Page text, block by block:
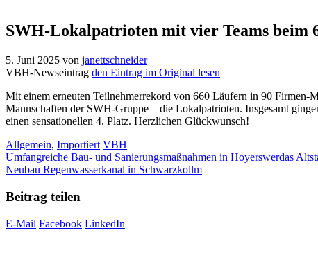
SWH-Lokalpatrioten mit vier Teams
5. Juni 2025 von janettschneider
VBH-Newseintrag den Eintrag im Original lesen
Mit einem erneuten Teilnehmerrekord von 660 Läufern in 90
Mannschaften der SWH-Gruppe – die Lokalpatrioten. Insgesamt
einen sensationellen 4. Platz. Herzlichen Glückwunsch!
Kategorien
Allgemein, Importiert Schlagwörter
VBH
Umfangreiche Bau- und Sanierungsmaßnahmen in Hoyerswerdas
Neubau Regenwasserkanal in Schwarzkollm
Beitrag teilen
E-Mail Facebook LinkedIn